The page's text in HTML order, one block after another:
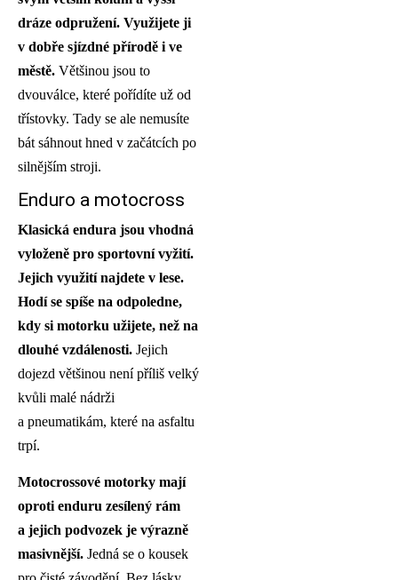
dráze odpružení. Využijete ji
v dobře sjízdné přírodě i ve
městě. Většinou jsou to
dvouválce, které pořídíte už od
třístovky. Tady se ale nemusíte
bát sáhnout hned v začátcích po
silnějším stroji.
Enduro a motocross
Klasická endura jsou vhodná
vyloženě pro sportovní vyžití.
Jejich využití najdete v lese.
Hodíse spíše na odpoledne,
kdy si motorku užijete, než na
dlouhé vzdálenosti. Jejich
dojezd většinou není příliš velký
kvůli malé nádrži
a pneumatikám, které na asfaltu
trpí.
Motocrossové motorky mají
oproti enduru zesílený rám
a jejich podvozek je výrazně
masivnější. Jedná se o kousek